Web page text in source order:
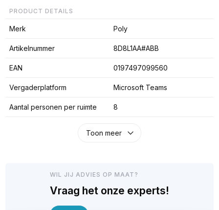
PRODUCT DETAILS
Merk Poly
Artikelnummer 8D8L1AA#ABB
EAN 0197497099560
Vergaderplatform Microsoft Teams
Aantal personen per ruimte 8
Toon meer
WIL JIJ ADVIES OP MAAT?
Vraag het onze experts!